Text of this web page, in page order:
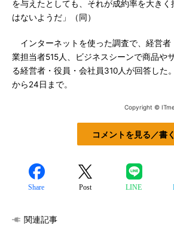
を与えたとしても、それが成約率を大き
はないようだ」（同）
インターネットを使った調査で、経営者
業担当者515人、ビジネスシーンで商品や
る経営者・役員・会社員310人が回答した
から24日まで。
Copyright ©
コメントを見る／書く
Share Post LINE
関連記事